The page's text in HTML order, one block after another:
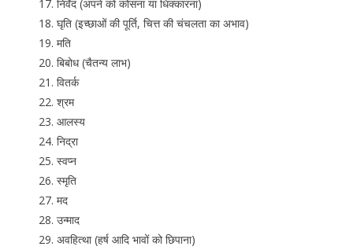
निर्वेद (अपने को कोसना या धिक्कारना)
घृति (इच्छाओं की पूर्ति, चित्त की चंचलता का अभाव)
मति
बिबोध (चैतन्य लाभ)
वितर्क
श्रम
आलस्य
निद्रा
स्वप्न
स्मृति
मद
उन्माद
अवहित्था (हर्ष आदि भावों को छिपाना)